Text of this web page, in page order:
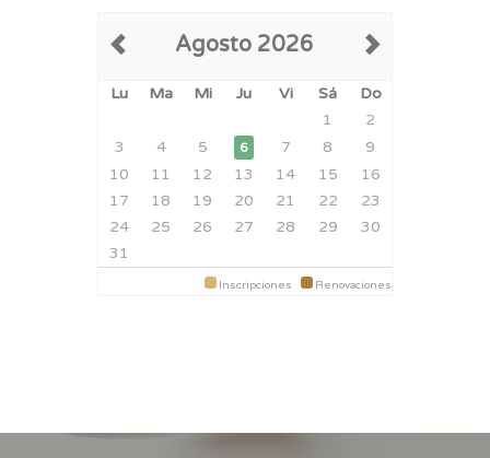
Agosto 2026
Lu Ma Mi Ju Vi Sá
Do
1
2
3
4 5 6 7 8
9
10
11 12 13 14 15
16
17
18 19 20 21 22
23
24
25 26 27 28 29
30
31
Inscripciones Renovaciones